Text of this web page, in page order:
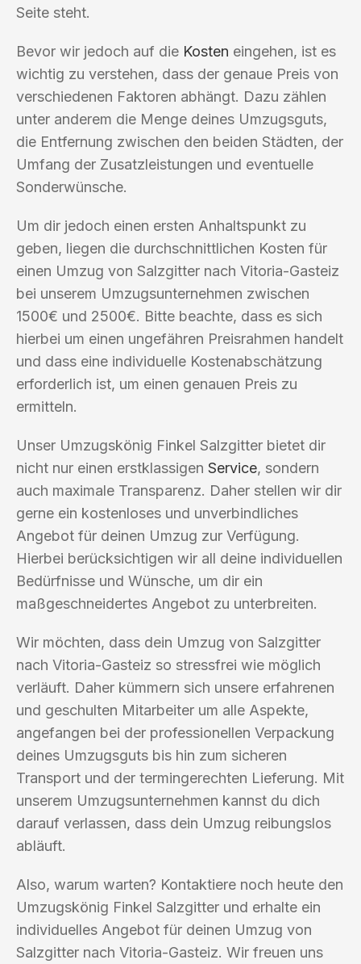
Seite steht.
Bevor wir jedoch auf die Kosten eingehen, ist es
wichtig zu verstehen, dass der genaue Preis von
verschiedenen Faktoren abhängt. Dazu zählen
unter anderem die Menge deines Umzugsguts,
die Entfernung zwischen den beiden Städten, der
Umfang der Zusatzleistungen und eventuelle
Sonderwünsche.
Um dir jedoch einen ersten Anhaltspunkt zu
geben, liegen die durchschnittlichen Kosten für
einen Umzug von Salzgitter nach Vitoria-Gasteiz
bei unserem Umzugsunternehmen zwischen
1500€ und 2500€. Bitte beachte, dass es sich
hierbei um einen ungefähren Preisrahmen handelt
und dass eine individuelle Kostenabschätzung
erforderlich ist, um einen genauen Preis zu
ermitteln.
Unser Umzugskönig Finkel Salzgitter bietet dir
nicht nur einen erstklassigen Service, sondern
auch maximale Transparenz. Daher stellen wir dir
gerne ein kostenloses und unverbindliches
Angebot für deinen Umzug zur Verfügung.
Hierbei berücksichtigen wir all deine individuellen
Bedürfnisse und Wünsche, um dir ein
maßgeschneidertes Angebot zu unterbreiten.
Wir möchten, dass dein Umzug von Salzgitter
nach Vitoria-Gasteiz so stressfrei wie möglich
verläuft. Daher kümmern sich unsere erfahrenen
und geschulten Mitarbeiter um alle Aspekte,
angefangen bei der professionellen Verpackung
deines Umzugsguts bis hin zum sicheren
Transport und der termingerechten Lieferung. Mit
unserem Umzugsunternehmen kannst du dich
darauf verlassen, dass dein Umzug reibungslos
abläuft.
Also, warum warten? Kontaktiere noch heute den
Umzugskönig Finkel Salzgitter und erhalte ein
individuelles Angebot für deinen Umzug von
Salzgitter nach Vitoria-Gasteiz. Wir freuen uns